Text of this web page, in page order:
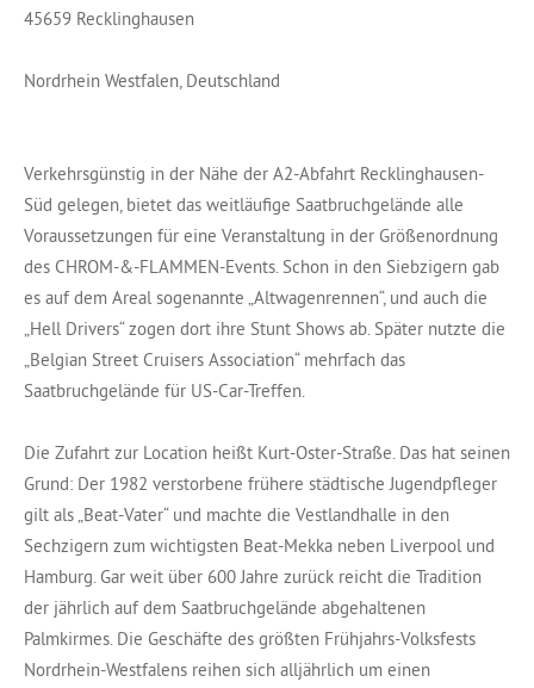
45659 Recklinghausen
Nordrhein Westfalen, Deutschland
Verkehrsgünstig in der Nähe der A2-Abfahrt Recklinghausen-
Süd gelegen, bietet das weitläufige Saatbruchgelände alle
Voraussetzungen für eine Veranstaltung in der Größenordnung
des CHROM-&-FLAMMEN-Events. Schon in den Siebzigern gab
es auf dem Areal sogenannte „Altwagenrennen“, und auch die
„Hell Drivers“ zogen dort ihre Stunt Shows ab. Später nutzte die
„Belgian Street Cruisers Association“ mehrfach das
Saatbruchgelände für US-Car-Treffen.
Die Zufahrt zur Location heißt Kurt-Oster-Straße. Das hat seinen
Grund: Der 1982 verstorbene frühere städtische Jugendpfleger
gilt als „Beat-Vater“ und machte die Vestlandhalle in den
Sechzigern zum wichtigsten Beat-Mekka neben Liverpool und
Hamburg. Gar weit über 600 Jahre zurück reicht die Tradition
der jährlich auf dem Saatbruchgelände abgehaltenen
Palmkirmes. Die Geschäfte des größten Frühjahrs-Volksfests
Nordrhein-Westfalens reihen sich alljährlich um einen